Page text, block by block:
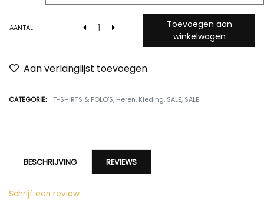
AANTAL
Toevoegen aan
winkelwagen
Aan verlanglijst toevoegen
CATEGORIE: T-SHIRTS & POLO'S, Heren, Kleding, SALE, SALE
BESCHRIJVING REVIEWS
Schrijf een review